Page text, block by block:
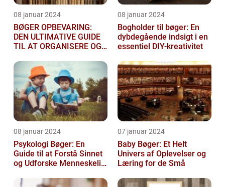
08 januar 2024
BØGER OPBEVARING:
DEN ULTIMATIVE GUIDE
TIL AT ORGANISERE OG
08 januar 2024
Bogholder til bøger: En
dybdegående indsigt i en
essentiel DIY-kreativitet
08 januar 2024
Psykologi Bøger: En
Guide til at Forstå Sinnet
og Udforske Menneskelig
07 januar 2024
Baby Bøger: Et Helt
Univers af Oplevelser og
Læring for de Små